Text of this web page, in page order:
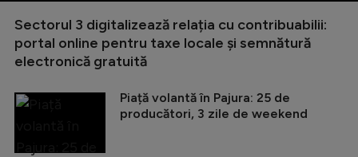
Sectorul 3 digitalizează relația cu contribuabilii:
portal online pentru taxe locale și semnătură
electronică gratuită
Piață volantă în Pajura: 25 de
producători, 3 zile de weekend